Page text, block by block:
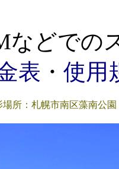
などでの
表 ・使用
場所：札幌市南区藻南公園